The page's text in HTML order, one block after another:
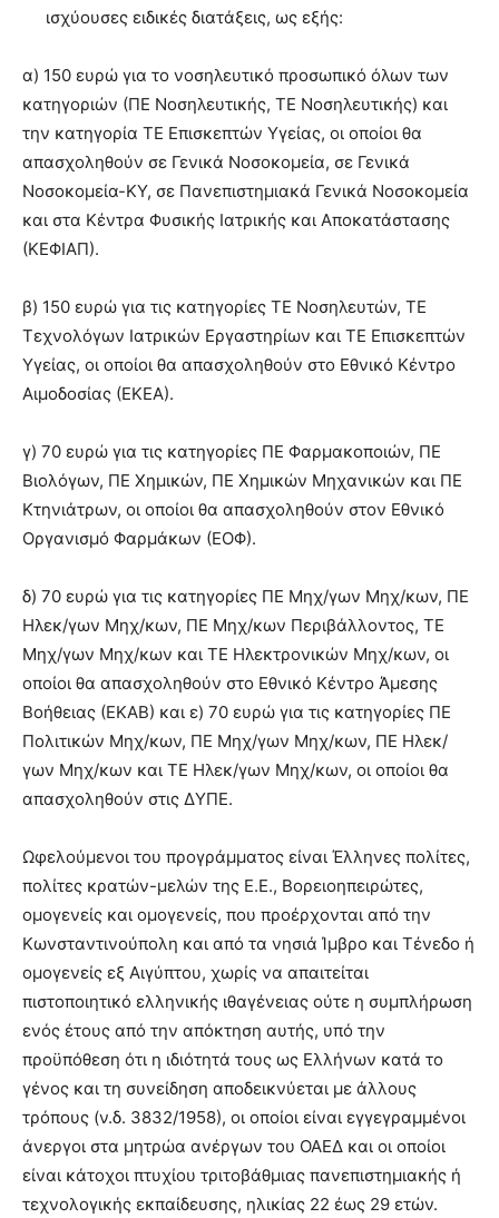
ισχύουσες ειδικές διατάξεις, ως εξής:
α) 150 ευρώ για το νοσηλευτικό προσωπικό όλων των
κατηγοριών (ΠΕ Νοσηλευτικής, ΤΕ Νοσηλευτικής) και
την κατηγορία ΤΕ Επισκεπτών Υγείας, οι οποίοι θα
απασχοληθούν σε Γενικά Νοσοκομεία, σε Γενικά
Νοσοκομεία-ΚΥ, σε Πανεπιστημιακά Γενικά Νοσοκομεία
και στα Κέντρα Φυσικής Ιατρικής και Αποκατάστασης
(ΚΕΦΙΑΠ).
β) 150 ευρώ για τις κατηγορίες ΤΕ Νοσηλευτών, ΤΕ
Τεχνολόγων Ιατρικών Εργαστηρίων και ΤΕ Επισκεπτών
Υγείας, οι οποίοι θα απασχοληθούν στο Εθνικό Κέντρο
Αιμοδοσίας (ΕΚΕΑ).
γ) 70 ευρώ για τις κατηγορίες ΠΕ Φαρμακοποιών, ΠΕ
Βιολόγων, ΠΕ Χημικών, ΠΕ Χημικών Μηχανικών και ΠΕ
Κτηνιάτρων, οι οποίοι θα απασχοληθούν στον Εθνικό
Οργανισμό Φαρμάκων (ΕΟΦ).
δ) 70 ευρώ για τις κατηγορίες ΠΕ Μηχ/γων Μηχ/κων, ΠΕ
Ηλεκ/γων Μηχ/κων, ΠΕ Μηχ/κων Περιβάλλοντος, ΤΕ
Μηχ/γων Μηχ/κων και ΤΕ Ηλεκτρονικών Μηχ/κων, οι
οποίοι θα απασχοληθούν στο Εθνικό Κέντρο Άμεσης
Βοήθειας (ΕΚΑΒ) και ε) 70 ευρώ για τις κατηγορίες ΠΕ
Πολιτικών Μηχ/κων, ΠΕ Μηχ/γων Μηχ/κων, ΠΕ Ηλεκ/
γων Μηχ/κων και ΤΕ Ηλεκ/γων Μηχ/κων, οι οποίοι θα
απασχοληθούν στις ΔΥΠΕ.
Ωφελούμενοι του προγράμματος είναι Έλληνες πολίτες,
πολίτες κρατών-μελών της Ε.Ε., Βορειοηπειρώτες,
ομογενείς και ομογενείς, που προέρχονται από την
Κωνσταντινούπολη και από τα νησιά Ίμβρο και Τένεδο ή
ομογενείς εξ Αιγύπτου, χωρίς να απαιτείται
πιστοποιητικό ελληνικής ιθαγένειας ούτε η συμπλήρωση
ενός έτους από την απόκτηση αυτής, υπό την
προϋπόθεση ότι η ιδιότητά τους ως Ελλήνων κατά το
γένος και τη συνείδηση αποδεικνύεται με άλλους
τρόπους (ν.δ. 3832/1958), οι οποίοι είναι εγγεγραμμένοι
άνεργοι στα μητρώα ανέργων του ΟΑΕΔ και οι οποίοι
είναι κάτοχοι πτυχίου τριτοβάθμιας πανεπιστημιακής ή
τεχνολογικής εκπαίδευσης, ηλικίας 22 έως 29 ετών.